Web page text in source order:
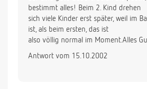
bestimmt alles! Beim 2. Kind drehen
sich viele Kinder erst später, weil im
ist, als beim ersten, das ist
also völlig normal im Moment.Alles
Antwort vom 15.10.2002